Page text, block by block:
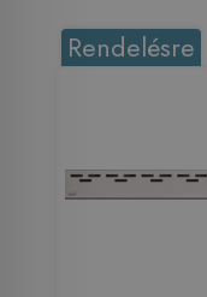
Rendelésre